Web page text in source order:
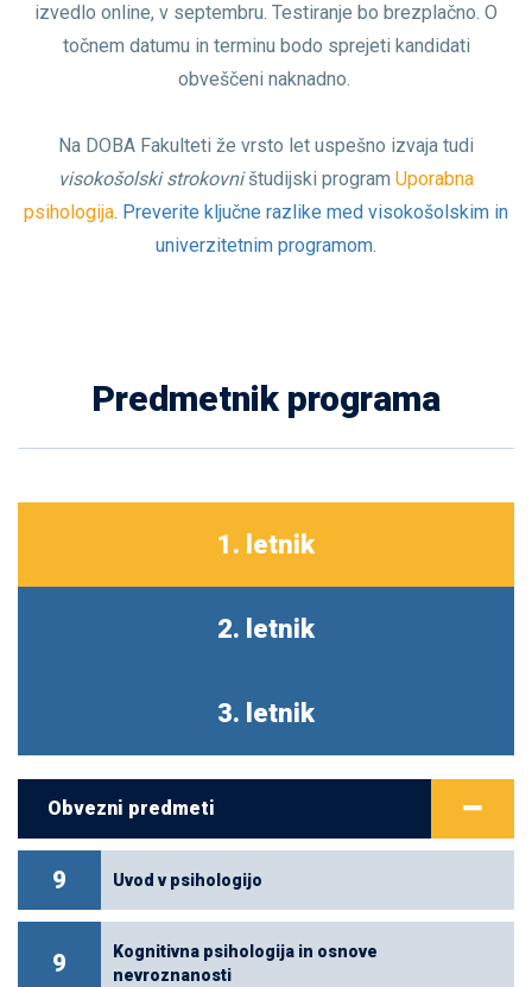
izvedlo online, v septembru. Testiranje bo brezplačno. O
točnem datumu in terminu bodo sprejeti kandidati
obveščeni naknadno.
Na DOBA Fakulteti že vrsto let uspešno izvaja tudi
visokošolski strokovništudijski program Uporabna
psihologija. Preverite ključne razlike med visokošolskim in
univerzitetnim programom.
Predmetnik programa
1. letnik
2. letnik
3. letnik
Obvezni predmeti
9 Uvod v psihologijo
9
Kognitivna psihologija in osnove
nevroznanosti